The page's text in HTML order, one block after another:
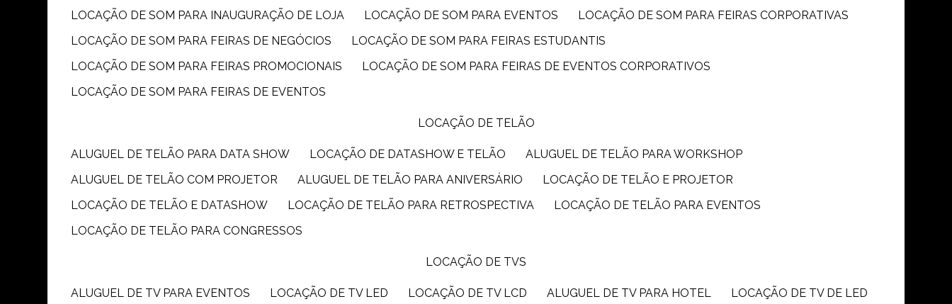
LOCAÇÃO DE SOM PARA INAUGURAÇÃO DE LOJA
LOCAÇÃO DE SOM PARA EVENTOS
LOCAÇÃO DE SOM PARA FEIRAS CORPORATIVAS
LOCAÇÃO DE SOM PARA FEIRAS DE NEGÓCIOS
LOCAÇÃO DE SOM PARA FEIRAS ESTUDANTIS
LOCAÇÃO DE SOM PARA FEIRAS PROMOCIONAIS
LOCAÇÃO DE SOM PARA FEIRAS DE EVENTOS CORPORATIVOS
LOCAÇÃO DE SOM PARA FEIRAS DE EVENTOS
LOCAÇÃO DE TELÃO
ALUGUEL DE TELÃO PARA DATA SHOW LOCAÇÃO DE DATASHOW E TELÃO
ALUGUEL DE TELÃO PARA WORKSHOP
ALUGUEL DE TELÃO COM PROJETOR
ALUGUEL DE TELÃO PARA ANIVERSÁRIO
LOCAÇÃO DE TELÃO E PROJETOR
LOCAÇÃO DE TELÃO E DATASHOW
LOCAÇÃO DE TELÃO PARA RETROSPECTIVA
LOCAÇÃO DE TELÃO PARA EVENTOS
LOCAÇÃO DE TELÃO PARA CONGRESSOS
LOCAÇÃO DE TVS
ALUGUEL DE TV PARA EVENTOS LOCAÇÃO DE TV LED LOCAÇÃO DE TV LCD ALUGUEL DE TV PARA HOTEL
LOCAÇÃO DE TV DE LED